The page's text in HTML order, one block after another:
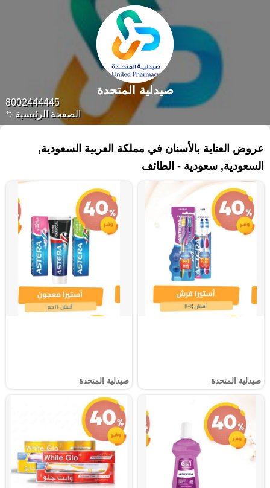
الصفحة الرئيسية
8002444445
صيدلية المتحدة
عروض العناية بالأسنان في مملكة العربية السعودية,
السعودية, سعودية - الطائف
صيدلية المتحدة صيدلية المتحدة